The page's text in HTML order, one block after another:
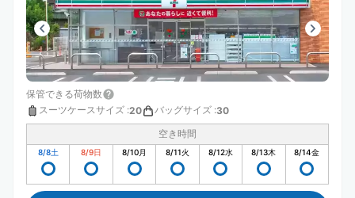
保管できる荷物数
スーツケースサイズ :20 バッグサイズ :30
空き時間
8/8土 8/9日 8/10月 8/11火 8/12水 8/13木 8/14金